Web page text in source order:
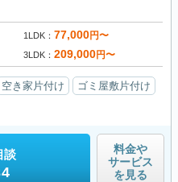
1LDK 77,000円〜
3LDK 209,000円〜
空き家片付け
ゴミ屋敷片付け
談
料金や
サービス
を見る